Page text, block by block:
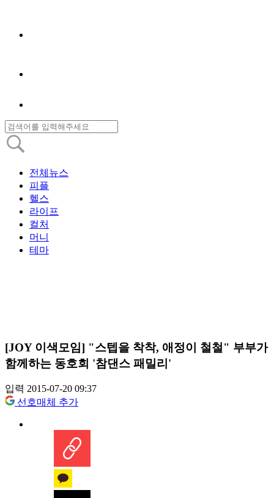
전체뉴스
피플
헬스
라이프
컬처
머니
테마
[JOY 이색모임] "스텝을 착착, 애정이 철철" 부부가
함께하는 동호회 '참댄스 패밀리'
입력 2015-07-20 09:37
선호매체 추가